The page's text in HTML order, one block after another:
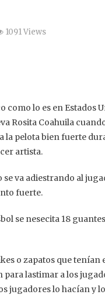
1091 Views
como lo es en Estados
Rosita Coahuila
la pelota bien fuerte
artista.
va adiestrando al
fuerte.
se nesecita 18
o zapatos que tenían
lastimar a los
jugadores lo hacían y